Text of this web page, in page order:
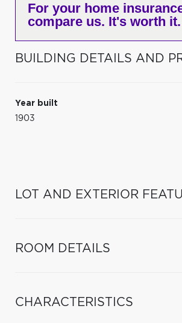
For your home
compare us. It's worth it.
BUILDING DETAILS AND
Year built
1903
LOT AND EXTERIOR
ROOM DETAILS
CHARACTERISTICS